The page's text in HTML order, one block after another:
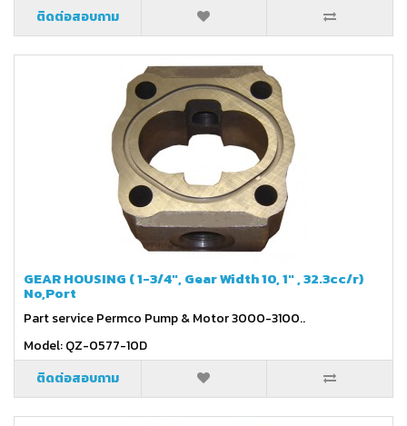
ติดต่อสอบถาม
GEAR HOUSING ( 1-3/4", Gear Width 10, 1" , 32.3cc/r)
No,Port
Part service Permco Pump & Motor 3000-3100..
Model: QZ-0577-10D
ติดต่อสอบถาม